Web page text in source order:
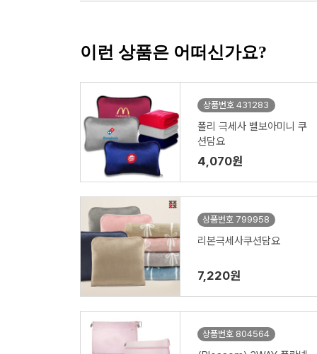
이런 상품은 어떠신가요?
상품번호 431283
폴리 극세사 벨보아미니 쿠
션담요
4,070원
상품번호 799958
리본극세사쿠션담요
7,220원
상품번호 804564